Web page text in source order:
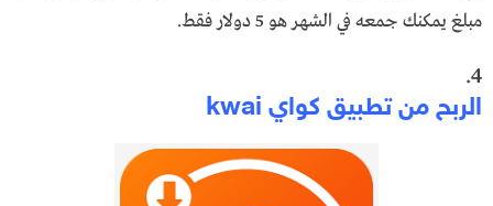
مبلغ يمكنك جمعه في الشهر هو 5 دولار فقط.
4.
الربح من تطبيق كواي kwai